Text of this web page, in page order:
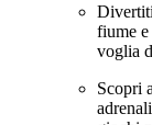
fiume e
voglia
Scopri